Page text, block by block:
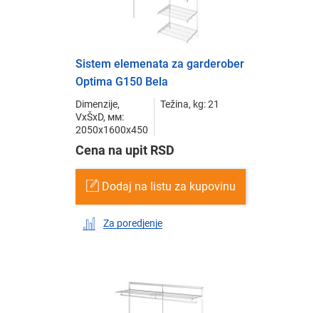
Sistem elemenata za garderober
Optima G150 Bela
Dimenzije,
VxŠxD, мм:
2050x1600x450
Težina, kg: 21
Cena na upit RSD
Dodaj na listu za kupovinu
Za poredjenje